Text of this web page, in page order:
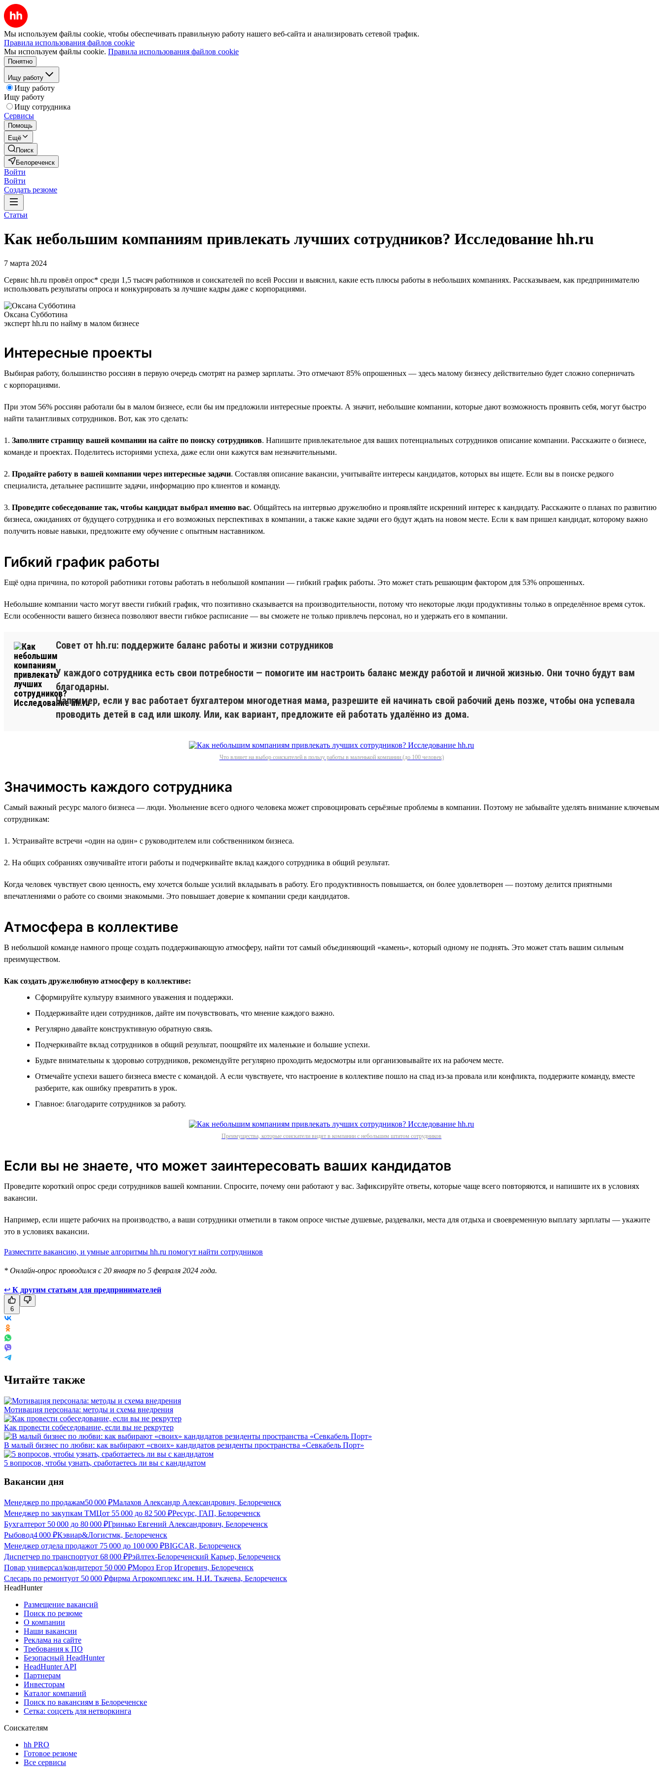
Мы используем файлы cookie, чтобы обеспечивать правильную работу нашего веб-сайта и анализировать сетевой трафик.
Правила использования файлов cookie
Мы используем файлы cookie. Правила использования файлов cookie
Понятно
Ищу работу
Ищу работу
Ищу работу
Ищу сотрудника
Сервисы
Помощь
Ещё
Поиск
Белореченск
Войти
Войти
Создать резюме
Статьи
Как небольшим компаниям привлекать лучших сотрудников? Исследование hh.ru
7 марта 2024
Сервис hh.ru провёл опрос* среди 1,5 тысяч работников и соискателей по всей России и выяснил, какие есть плюсы работы в небольших компаниях. Рассказываем, как предпринимателю
использовать результаты опроса и конкурировать за лучшие кадры даже с корпорациями.
Оксана Субботина
эксперт hh.ru по найму в малом бизнесе
Интересные проекты
Выбирая работу, большинство россиян в первую очередь смотрят на размер зарплаты. Это отмечают 85% опрошенных — здесь малому бизнесу действительно будет сложно соперничать
с корпорациями.
При этом 56% россиян работали бы в малом бизнесе, если бы им предложили интересные проекты. А значит, небольшие компании, которые дают возможность проявить себя, могут быстро
найти талантливых сотрудников. Вот, как это сделать:
1. Заполните страницу вашей компании на сайте по поиску сотрудников. Напишите привлекательное для ваших потенциальных сотрудников описание компании. Расскажите о бизнесе,
команде и проектах. Поделитесь историями успеха, даже если они кажутся вам незначительными.
2. Продайте работу в вашей компании через интересные задачи. Составляя описание вакансии, учитывайте интересы кандидатов, которых вы ищете. Если вы в поиске редкого
специалиста, детальнее распишите задачи, информацию про клиентов и команду.
3. Проведите собеседование так, чтобы кандидат выбрал именно вас. Общайтесь на интервью дружелюбно и проявляйте искренний интерес к кандидату. Расскажите о планах по развитию
бизнеса, ожиданиях от будущего сотрудника и его возможных перспективах в компании, а также какие задачи его будут ждать на новом месте. Если к вам пришел кандидат, которому важно
получить новые навыки, предложите ему обучение с опытным наставником.
Гибкий график работы
Ещё одна причина, по которой работники готовы работать в небольшой компании — гибкий график работы. Это может стать решающим фактором для 53% опрошенных.
Небольшие компании часто могут ввести гибкий график, что позитивно сказывается на производительности, потому что некоторые люди продуктивны только в определённое время суток.
Если особенности вашего бизнеса позволяют ввести гибкое расписание — вы сможете не только привлечь персонал, но и удержать его в компании.
Совет от hh.ru: поддержите баланс работы и жизни сотрудников
У каждого сотрудника есть свои потребности — помогите им настроить баланс между работой и личной жизнью. Они точно будут вам
благодарны.
Например, если у вас работает бухгалтером многодетная мама, разрешите ей начинать свой рабочий день позже, чтобы она успевала
проводить детей в сад или школу. Или, как вариант, предложите ей работать удалённо из дома.
Что влияет на выбор соискателей в пользу работы в маленькой компании (до 100 человек)
Значимость каждого сотрудника
Самый важный ресурс малого бизнеса — люди. Увольнение всего одного человека может спровоцировать серьёзные проблемы в компании. Поэтому не забывайте уделять внимание ключевым
сотрудникам:
1. Устраивайте встречи «один на один» с руководителем или собственником бизнеса.
2. На общих собраниях озвучивайте итоги работы и подчеркивайте вклад каждого сотрудника в общий результат.
Когда человек чувствует свою ценность, ему хочется больше усилий вкладывать в работу. Его продуктивность повышается, он более удовлетворен — поэтому делится приятными
впечатлениями о работе со своими знакомыми. Это повышает доверие к компании среди кандидатов.
Атмосфера в коллективе
В небольшой команде намного проще создать поддерживающую атмосферу, найти тот самый объединяющий «камень», который одному не поднять. Это может стать вашим сильным
преимуществом.
Как создать дружелюбную атмосферу в коллективе:
Сформируйте культуру взаимного уважения и поддержки.
Поддерживайте идеи сотрудников, дайте им почувствовать, что мнение каждого важно.
Регулярно давайте конструктивную обратную связь.
Подчеркивайте вклад сотрудников в общий результат, поощряйте их маленькие и большие успехи.
Будьте внимательны к здоровью сотрудников, рекомендуйте регулярно проходить медосмотры или организовывайте их на рабочем месте.
Отмечайте успехи вашего бизнеса вместе с командой. А если чувствуете, что настроение в коллективе пошло на спад из-за провала или конфликта, поддержите команду, вместе
разберите, как ошибку превратить в урок.
Главное: благодарите сотрудников за работу.
Преимущества, которые соискатели видят в компании с небольшим штатом сотрудников
Если вы не знаете, что может заинтересовать ваших кандидатов
Проведите короткий опрос среди сотрудников вашей компании. Спросите, почему они работают у вас. Зафиксируйте ответы, которые чаще всего повторяются, и напишите их в условиях
вакансии.
Например, если ищете рабочих на производство, а ваши сотрудники отметили в таком опросе чистые душевые, раздевалки, места для отдыха и своевременную выплату зарплаты — укажите
это в условиях вакансии.
Разместите вакансию, и умные алгоритмы hh.ru помогут найти сотрудников
* Онлайн-опрос проводился с 20 января по 5 февраля 2024 года.
↩ К другим статьям для предпринимателей
6
Читайте также
Мотивация персонала: методы и схема внедрения
Как провести собеседование, если вы не рекрутер
В малый бизнес по любви: как выбирают «своих» кандидатов резиденты пространства «Севкабель Порт»
5 вопросов, чтобы узнать, сработаетесь ли вы с кандидатом
Вакансии дня
Менеджер по продажам50 000 ₽Малахов Александр Александрович, Белореченск
Менеджер по закупкам ТМЦот 55 000 до 82 500 ₽Ресурс, ГАП, Белореченск
Бухгалтерот 50 000 до 80 000 ₽Гринько Евгений Александрович, Белореченск
Рыбовод4 000 ₽Кэвиар&Логистмк, Белореченск
Менеджер отдела продажот 75 000 до 100 000 ₽BIGCAR, Белореченск
Диспетчер по транспортуот 68 000 ₽Рэйлтех-Белореченский Карьер, Белореченск
Повар универсал/кондитерот 50 000 ₽Мороз Егор Игоревич, Белореченск
Слесарь по ремонтуот 50 000 ₽фирма Агрокомплекс им. Н.И. Ткачева, Белореченск
HeadHunter
Размещение вакансий
Поиск по резюме
О компании
Наши вакансии
Реклама на сайте
Требования к ПО
Безопасный HeadHunter
HeadHunter API
Партнерам
Инвесторам
Каталог компаний
Поиск по вакансиям в Белореченске
Сетка: соцсеть для нетворкинга
Соискателям
hh PRO
Готовое резюме
Все сервисы